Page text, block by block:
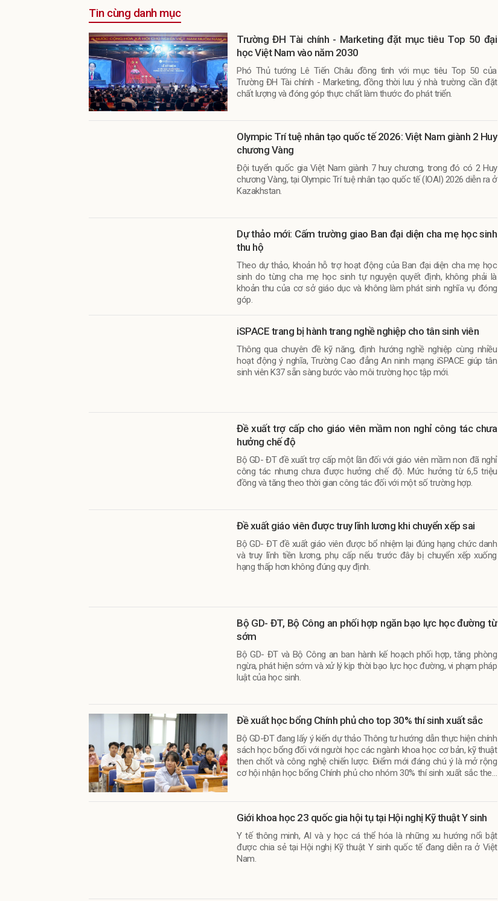
Tin cùng danh mục
Trường ĐH Tài chính - Marketing đặt mục tiêu Top 50 đại
học Việt Nam vào năm 2030
Phó Thủ tướng Lê Tiến Châu đồng tình với mục tiêu Top 50 của
Trường ĐH Tài chính - Marketing, đồng thời lưu ý nhà trường cần đặt
chất lượng và đóng góp thực chất làm thước đo phát triển.
Olympic Trí tuệ nhân tạo quốc tế 2026: Việt Nam giành 2 Huy
chương Vàng
Đội tuyển quốc gia Việt Nam giành 7 huy chương, trong đó có 2 Huy
chương Vàng, tại Olympic Trí tuệ nhân tạo quốc tế (IOAI) 2026 diễn ra ở
Kazakhstan.
Dự thảo mới: Cấm trường giao Ban đại diện cha mẹ học sinh
thu hộ
Theo dự thảo, khoản hỗ trợ hoạt động của Ban đại diện cha mẹ học
sinh do từng cha mẹ học sinh tự nguyện quyết định, không phải là
khoản thu của cơ sở giáo dục và không làm phát sinh nghĩa vụ đóng
góp.
iSPACE trang bị hành trang nghề nghiệp cho tân sinh viên
Thông qua chuyên đề kỹ năng, định hướng nghề nghiệp cùng nhiều
hoạt động ý nghĩa, Trường Cao đẳng An ninh mạng iSPACE giúp tân
sinh viên K37 sẵn sàng bước vào môi trường học tập mới.
Đề xuất trợ cấp cho giáo viên mầm non nghỉ công tác chưa
hưởng chế độ
Bộ GD- ĐT đề xuất trợ cấp một lần đối với giáo viên mầm non đã nghỉ
công tác nhưng chưa được hưởng chế độ. Mức hưởng từ 6,5 triệu
đồng và tăng theo thời gian công tác đối với một số trường hợp.
Đề xuất giáo viên được truy lĩnh lương khi chuyển xếp sai
Bộ GD- ĐT đề xuất giáo viên được bổ nhiệm lại đúng hạng chức danh
và truy lĩnh tiền lương, phụ cấp nếu trước đây bị chuyển xếp xuống
hạng thấp hơn không đúng quy định.
Bộ GD- ĐT, Bộ Công an phối hợp ngăn bạo lực học đường từ
sớm
Bộ GD- ĐT và Bộ Công an ban hành kế hoạch phối hợp, tăng phòng
ngừa, phát hiện sớm và xử lý kịp thời bạo lực học đường, vi phạm pháp
luật của học sinh.
Đề xuất học bổng Chính phủ cho top 30% thí sinh xuất sắc
Bộ GD-ĐT đang lấy ý kiến dự thảo Thông tư hướng dẫn thực hiện chính
sách học bổng đối với người học các ngành khoa học cơ bản, kỹ thuật
then chốt và công nghệ chiến lược. Điểm mới đáng chú ý là mở rộng
cơ hội nhận học bổng Chính phủ cho nhóm 30% thí sinh xuất sắc theo
Giới khoa học 23 quốc gia hội tụ tại Hội nghị Kỹ thuật Y sinh
Y tế thông minh, AI và y học cá thể hóa là những xu hướng nổi bật
được chia sẻ tại Hội nghị Kỹ thuật Y sinh quốc tế đang diễn ra ở Việt
Nam.